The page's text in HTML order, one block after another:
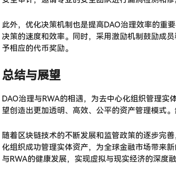
此外，优化决策机制也是提高DAO治理效率的重
决策的速度和效率。同时，采用激励机制鼓励成
予相应的代币奖励。
总结与展望
DAO治理与RWA的相遇，为去中心化组织管理实
望创造出更加透明、高效、公平的资产管理模式
随着区块链技术的不断发展和监管政策的逐步完
化组织成功管理实体资产，为全球金融市场带来
与RWA的健康发展，实现虚拟与现实经济的深度融